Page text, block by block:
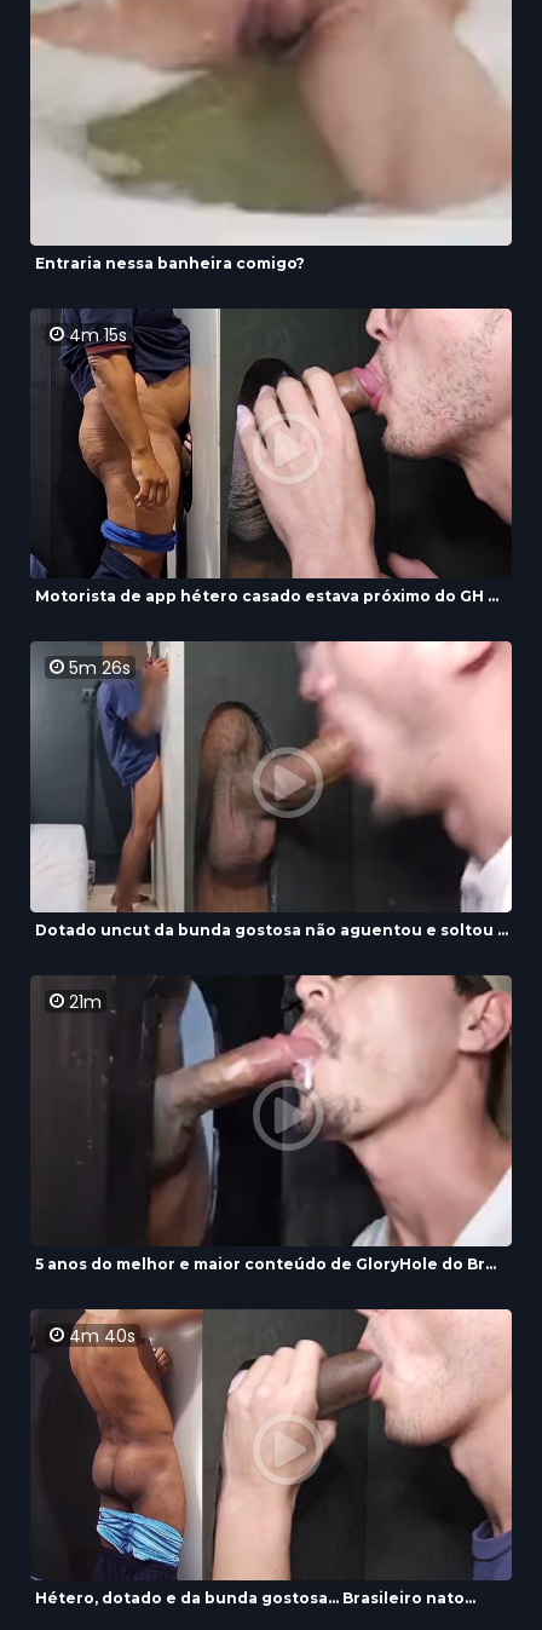
Entraria nessa banheira comigo?
4m 15s
Motorista de app hétero casado estava próximo do GH ...
5m 26s
Dotado uncut da bunda gostosa não aguentou e soltou ...
21m
5 anos do melhor e maior conteúdo de GloryHole do Br...
4m 40s
Hétero, dotado e da bunda gostosa... Brasileiro nato...